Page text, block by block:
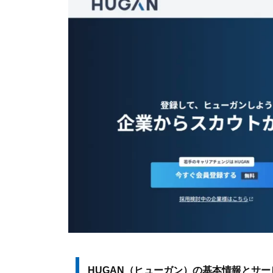
HUGAN（ヒューガン）の基本情報とサ